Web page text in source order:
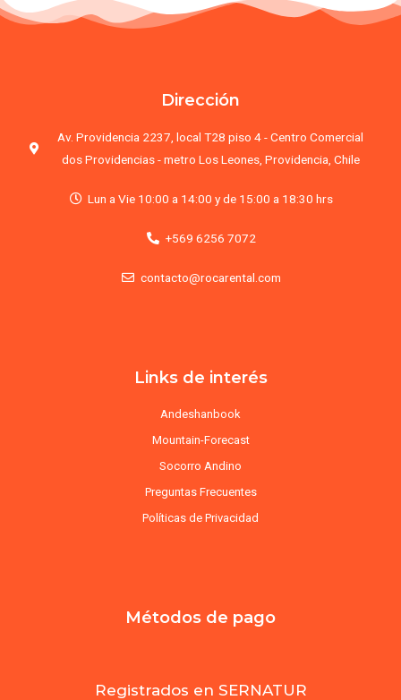
Dirección
Av. Providencia 2237, local T28 piso 4 - Centro Comercial
dos Providencias - metro Los Leones, Providencia, Chile
Lun a Vie 10:00 a 14:00 y de 15:00 a 18:30 hrs
+569 6256 7072
contacto@rocarental.com
Links de interés
Andeshanbook
Mountain-Forecast
Socorro Andino
Preguntas Frecuentes
Políticas de Privacidad
Métodos de pago
Registrados en SERNATUR